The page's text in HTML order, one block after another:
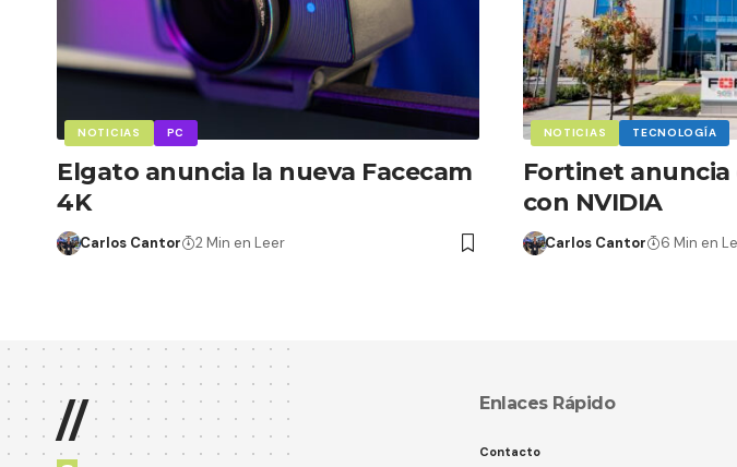
NOTICIAS PC
Elgato anuncia la nueva Facecam
4K
Carlos Cantor 2 Min en Leer
NOTICIAS TECNOLOGÍA
Fortinet anuncia
con NVIDIA
Carlos Cantor 6 Min en
// Enlaces Rápido
Contacto